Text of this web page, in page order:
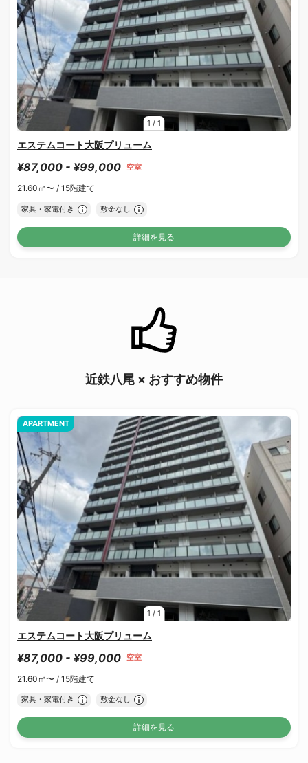
1 / 1
エステムコート大阪プリューム
¥87,000 - ¥99,000 空室
21.60㎡〜 / 15階建て
家具・家電付き 敷金なし
詳細を見る
近鉄八尾 × おすすめ物件
1 / 1
APARTMENT
エステムコート大阪プリューム
¥87,000 - ¥99,000 空室
21.60㎡〜 / 15階建て
家具・家電付き 敷金なし
詳細を見る